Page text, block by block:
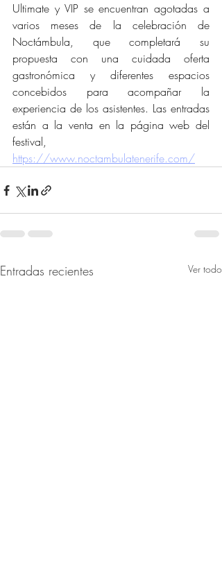
Ultimate y VIP se encuentran agotadas a
varios meses de la celebración de
Noctámbula, que completará su
propuesta con una cuidada oferta
gastronómica y diferentes espacios
concebidos para acompañar la
experiencia de los asistentes. Las entradas
están a la venta en la página web del
https://www.noctambulatenerife.com/
Entradas recientes Ver todo